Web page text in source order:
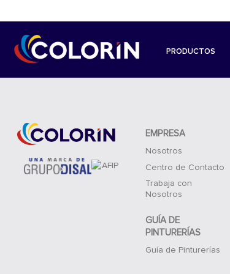
PRODUCTOS
EMPRESA
Nosotros
Centro de Contacto
Trabaja con
Nosotros
GUÍA DE
PINTURERÍAS
Guía de Pinturerías